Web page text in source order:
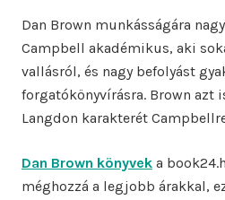
Dan Brown munkásságára
Campbell akadémikus, aki
vallásról, és nagy befolyást
forgatókönyvírásra. Brown azt
Langdon karakterét
Dan Brown könyvek a
méghozzá a legjobb árakkal,